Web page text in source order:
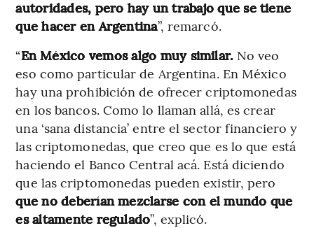
autoridades, pero hay un trabajo que se tiene
que hacer en Argentina”, remarcó.
“En México vemos algo muy similar. No veo
eso como particular de Argentina. En México
hay una prohibición de ofrecer criptomonedas
en los bancos. Como lo llaman allá, es crear
una ‘sana distancia’ entre el sector financiero y
las criptomonedas, que creo que es lo que está
haciendo el Banco Central acá. Está diciendo
que las criptomonedas pueden existir, pero
que no deberían mezclarse con el mundo que
es altamente regulado”, explicó.